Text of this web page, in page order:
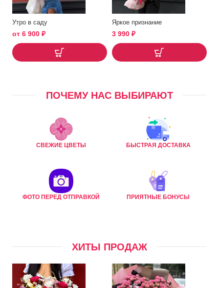
Утро в саду
от 6 900 ₽
Яркое признание
3 990 ₽
ПОЧЕМУ НАС ВЫБИРАЮТ
СВЕЖИЕ ЦВЕТЫ БЫСТРАЯ ДОСТАВКА
ФОТО ПЕРЕД ОТПРАВКОЙ ПРИЯТНЫЕ БОНУСЫ
ХИТЫ ПРОДАЖ